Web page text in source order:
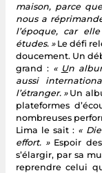
maison, parce
nous a
l’époque, car
études. » Le défi
doucement. Un
grand : « Un
aussi
l’étranger. »Un
plateformes
nombreuses
Lima le sait : «
effort. » Espoir
s’élargir, par sa
reprendre celui